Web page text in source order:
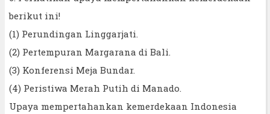
berikut ini!
(1) Perundingan Linggarjati.
(2) Pertempuran Margarana di Bali.
(3) Konferensi Meja Bundar.
(4) Peristiwa Merah Putih di Manado.
Upaya mempertahankan kemerdekaan Indonesia